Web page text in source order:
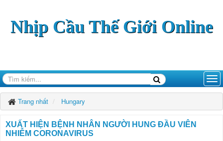
Nhịp Cầu Thế Giới Online
Trang nhất Hungary
XUẤT HIỆN BỆNH NHÂN NGƯỜI HUNG ĐẦU VIÊN
NHIỄM CORONAVIRUS